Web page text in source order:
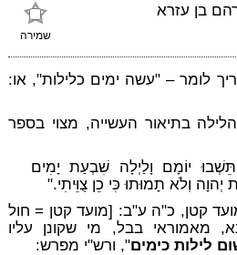
שמירה
בן עזרא
לומר – "עשה ימים כלילות", או:
בתיאור העשייה, מצוי בספר
יוֹמָם וָלַיְלָה שִׁבְעַת יָמִים
וְלֹא תָמוּתוּ כִּי כֵן צֻוֵּיתִי."
קטן, כ"ה ע"ב: [מועד קטן = חול
מאמוראי בבל, מי שקונן עליו
לילות כימים", ורש"י מפרש: